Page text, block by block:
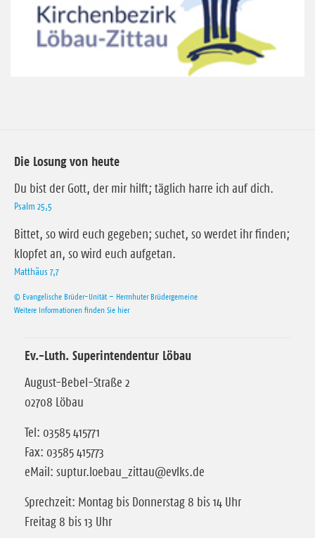
Die Losung von heute
Du bist der Gott, der mir hilft; täglich harre ich auf dich.
Psalm 25,5
Bittet, so wird euch gegeben; suchet, so werdet ihr finden;
klopfet an, so wird euch aufgetan.
Matthäus 7,7
© Evangelische Brüder-Unität – Herrnhuter Brüdergemeine
Weitere Informationen finden Sie hier
Ev.-Luth. Superintendentur Löbau
August-Bebel-Straße 2
02708 Löbau
Tel: 03585 415771
Fax: 03585 415773
eMail: suptur.loebau_zittau@evlks.de
Sprechzeit: Montag bis Donnerstag 8 bis 14 Uhr
Freitag 8 bis 13 Uhr